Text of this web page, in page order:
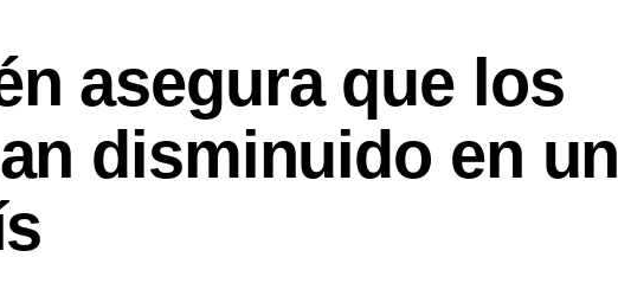
asegura que los
disminuido en un